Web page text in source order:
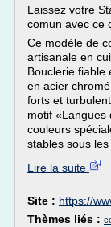
Laissez votre
comun avec ce
Ce modèle de
artisanale en
Bouclerie fiable
en acier
forts et
motif «Langues
couleurs
stables sous les
Lire la suite
Site : https://
Thèmes liés :